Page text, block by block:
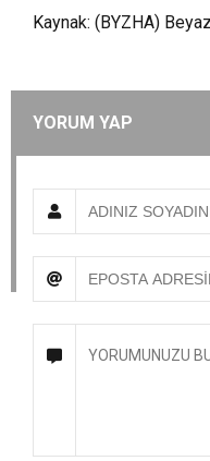
Kaynak: (BYZHA)
YORUM YAP